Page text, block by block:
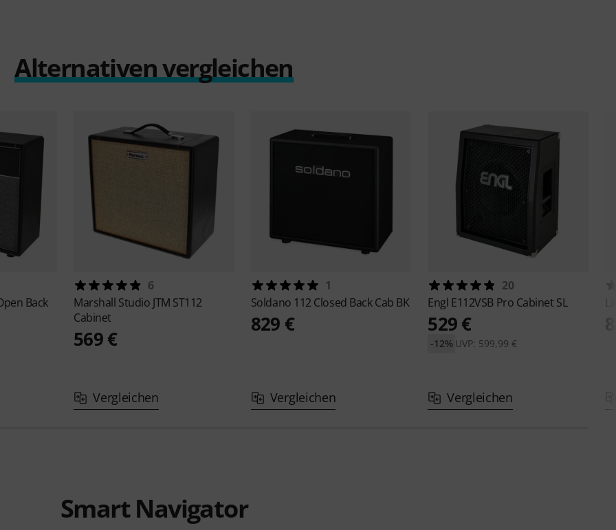
Alternativen vergleichen
Back
6
Marshall Studio JTM ST112
Cabinet
569 €
Vergleichen
1
Soldano 112 Closed Back Cab BK
829 €
Vergleichen
20
Engl E112VSB Pro Cabinet SL
529 €
UVP: 599,99 €
-12%
Vergleichen
Smart Navigator